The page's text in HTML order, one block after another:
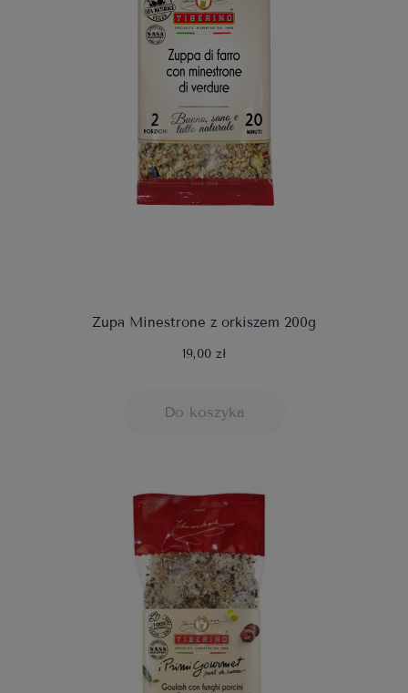
Zupa Minestrone z orkiszem 200g
19,00 zł
Do koszyka